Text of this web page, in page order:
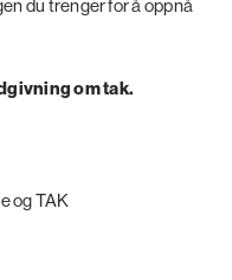
du trenger for å oppnå
om tak.
og TAK